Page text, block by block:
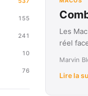
155
241
10
76
Les
réel
Marvin
Lire la